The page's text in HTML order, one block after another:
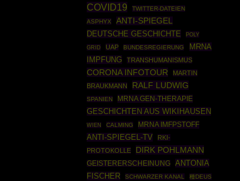
COVID19
TWITTER-DATEIEN
ASPHYX
ANTI-SPIEGEL
DEUTSCHE GESCHICHTE
POLY
GRID
UAP BUNDESREGIERUNG
MRNA
IMPFUNG
TRANSHUMANISMUS
CORONA INFOTOUR
MARTIN
BRAUKMANN
RALF LUDWIG
SPANIEN MRNA GEN-THERAPIE
GESCHICHTEN AUS WIKIHAUSEN
WIEN CALMING MRNA IMFPSTOFF
ANTI-SPIEGEL-TV
RKI-
PROTOKOLLE
DIRK POHLMANN
GEISTERERSCHEINUNG
ANTONIA
FISCHER
SCHWARZER KANAL
種DEUS